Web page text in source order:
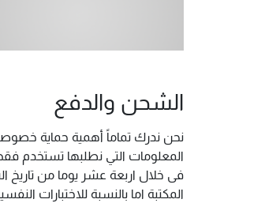
الشحن والدفع
نحن ندرك تماماً أهمية حماية
المعلومات التي نطلبها تستخدم
فى خلال اربعة عشر يوما من تاريخ
المكتبة اما بالنسبة للاختبارات